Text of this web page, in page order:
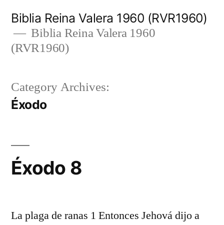
content
Biblia Reina Valera 1960 (RVR1960)
Biblia Reina Valera 1960
(RVR1960)
Category Archives:
Éxodo
Éxodo 8
La plaga de ranas 1 Entonces Jehová dijo a